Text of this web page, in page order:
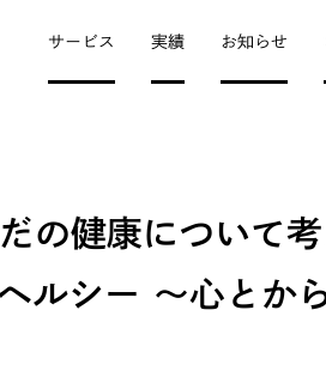
サービス 実績 お知らせ
の健康について
ルシー ～心とか